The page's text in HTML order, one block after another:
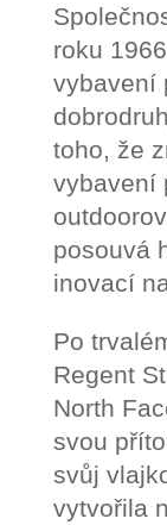
roku
vybavení
toho, že
vybavení
posouvá
inovací
Po
Regent
North
svou
svůj
vytvořila